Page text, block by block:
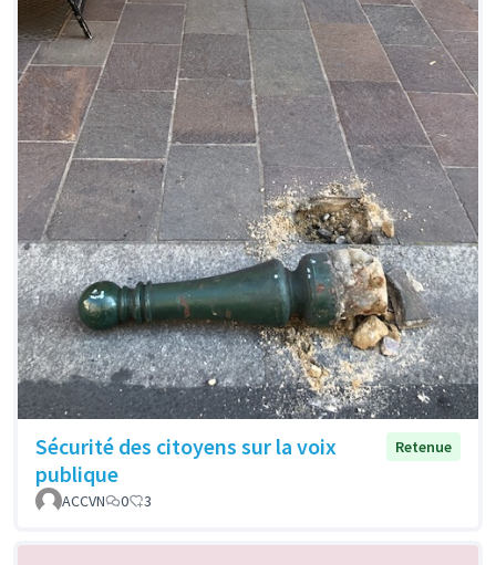
Sécurité des citoyens sur la voix
publique
Retenue
ACCVN 0 3